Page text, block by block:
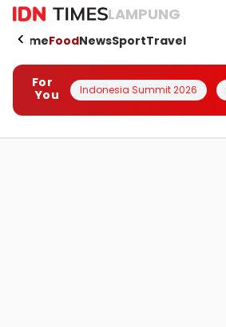
LAMPUNG
HomeFoodNewsSportTravel
For
You
Indonesia Summit 2026